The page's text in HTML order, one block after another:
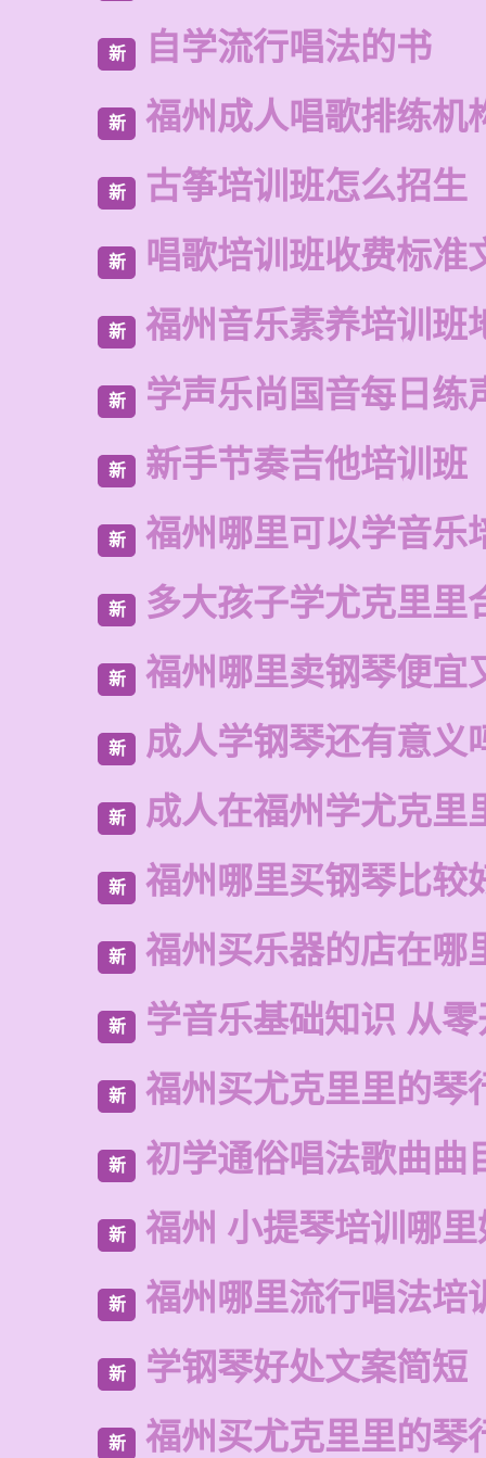
新 自学流行唱法的书
新 福州成人唱歌排练机
新 古筝培训班怎么招生
新 唱歌培训班收费标准
新 福州音乐素养培训班
新 学声乐尚国音每日练
新 新手节奏吉他培训班
新 福州哪里可以学音乐
新 多大孩子学尤克里里
新 福州哪里卖钢琴便宜
新 成人学钢琴还有意义
新 成人在福州学尤克里
新 福州哪里买钢琴比较
新 福州买乐器的店在哪
新 学音乐基础知识 从
新 福州买尤克里里的琴
新 初学通俗唱法歌曲曲
新 福州 小提琴培训哪
新 福州哪里流行唱法培
新 学钢琴好处文案简短
新 福州买尤克里里的琴